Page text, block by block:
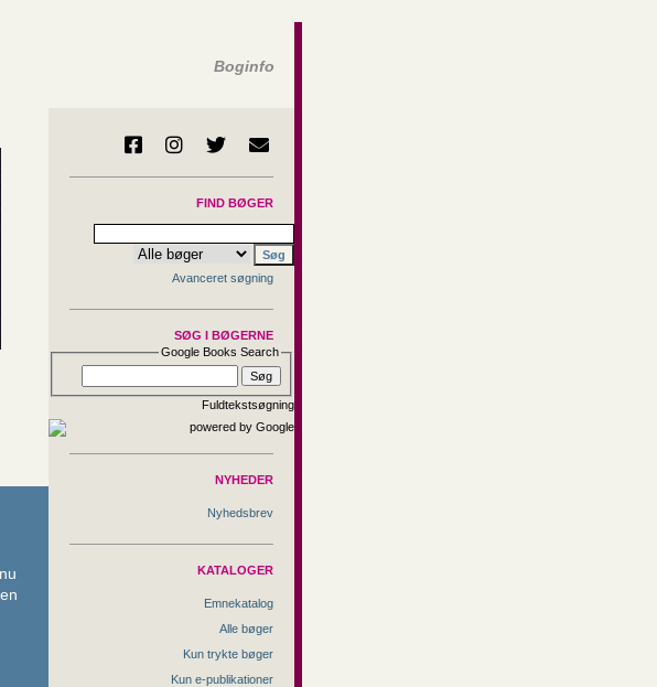
Boginfo
FIND BØGER
Avanceret søgning
SØG I BØGERNE
Google Books Search
Fuldtekstsøgning
NYHEDER
Nyhedsbrev
KATALOGER
Emnekatalog
Alle bøger
Kun trykte bøger
Kun e-publikationer